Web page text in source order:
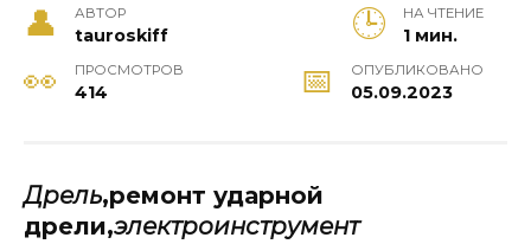
АВТОР
tauroskiff
НА ЧТЕНИЕ
1 мин.
ПРОСМОТРОВ
414
ОПУБЛИКОВАНО
05.09.2023
Дрель,ремонт ударной
дрели,электроинструмент